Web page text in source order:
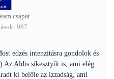
csapat
987
edzés intenzitásra gondolok és
Az Aldis síkesztyűt is, ami elég
ki belőle az izzadság, ami